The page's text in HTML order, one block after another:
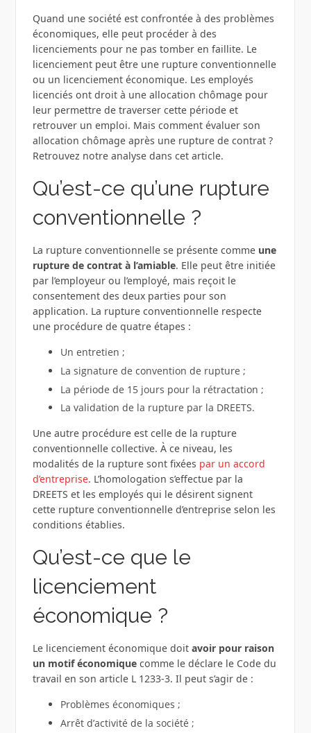
Quand une société est confrontée à des problèmes
économiques, elle peut procéder à des
licenciements pour ne pas tomber en faillite. Le
licenciement peut être une rupture conventionnelle
ou un licenciement économique. Les employés
licenciés ont droit à une allocation chômage pour
leur permettre de traverser cette période et
retrouver un emploi. Mais comment évaluer son
allocation chômage après une rupture de contrat ?
Retrouvez notre analyse dans cet article.
Qu’est-ce qu’une rupture
conventionnelle ?
La rupture conventionnelle se présente comme une
rupture de contrat à l’amiable. Elle peut être initiée
par l’employeur ou l’employé, mais reçoit le
consentement des deux parties pour son
application. La rupture conventionnelle respecte
une procédure de quatre étapes :
Un entretien ;
La signature de convention de rupture ;
La période de 15 jours pour la rétractation ;
La validation de la rupture par la DREETS.
Une autre procédure est celle de la rupture
conventionnelle collective. À ce niveau, les
modalités de la rupture sont fixées par un accord
d’entreprise. L’homologation s’effectue par la
DREETS et les employés qui le désirent signent
cette rupture conventionnelle d’entreprise selon les
conditions établies.
Qu’est-ce que le
licenciement
économique ?
Le licenciement économique doit avoir pour raison
un motif économiquecomme le déclare le Code du
travail en son article L 1233-3. Il peut s’agir de :
Problèmes économiques ;
Arrêt d’activité de la société ;